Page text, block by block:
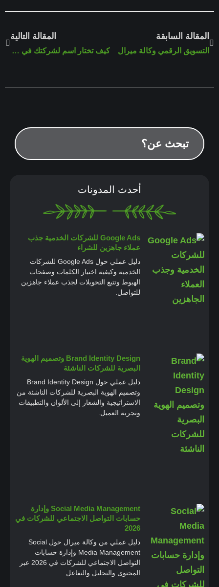
المقالة السابقة
التسويق الرقمي وكالة ميرال
المقالة التالية
كيف تختار اسم لشركتك في تركيا
أحدث المدونات
Google Ads للشركات الخدمية جذب
عملاء جاهزين للشراء
دليل عملي حول Google Ads للشركات
الخدمية وكيفية اختيار الكلمات وصفحات
الهبوط وتتبع التحويلات لجذب عملاء جاهزين
للتواصل.
Brand Identity Design وتصميم الهوية
البصرية للشركات الناشئة
دليل عملي حول Brand Identity Design
وتصميم الهوية البصرية للشركات الناشئة من
الاستراتيجية والشعار إلى الألوان والتطبيقات
وتجربة العميل.
Social Media Management وإدارة
حسابات التواصل الاجتماعي للشركات في
2026
دليل عملي من وكالة ميرال حول Social
Media Management وإدارة حسابات
التواصل الاجتماعي للشركات في 2026 عبر
المحتوى والتحليل والتفاعل.